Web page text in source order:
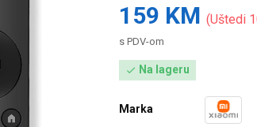
159 KM
Uštedi
s PDV-om
 Na lageru
Marka